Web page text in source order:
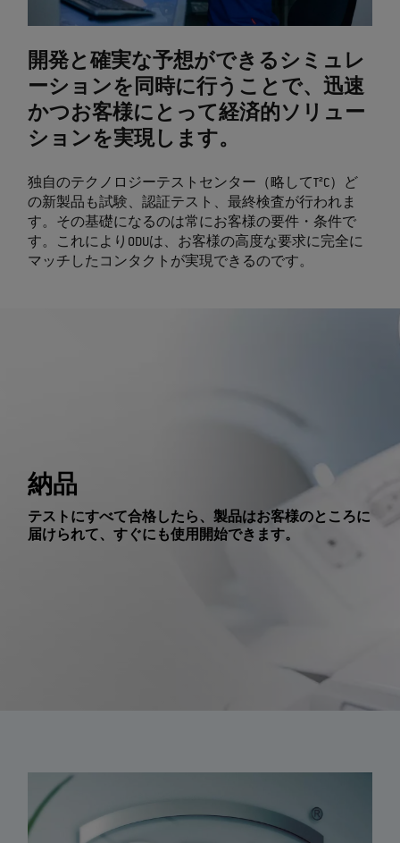
開発と確実な予想ができるシミュレ
ーションを同時に行うことで、迅速
かつお客様にとって経済的ソリュー
ションを実現します。
独自のテクノロジーテストセンター（略してT²C）ど
の新製品も試験、認証テスト、最終検査が行われま
す。その基礎になるのは常にお客様の要件・条件で
す。これによりODUは、お客様の高度な要求に完全に
マッチしたコンタクトが実現できるのです。
納品
テストにすべて合格したら、製品はお客様のところに
届けられて、すぐにも使用開始できます。